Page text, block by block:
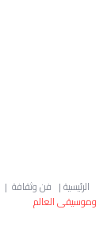
الرئيسية| فن وثقافة |
وموسيقى العالم